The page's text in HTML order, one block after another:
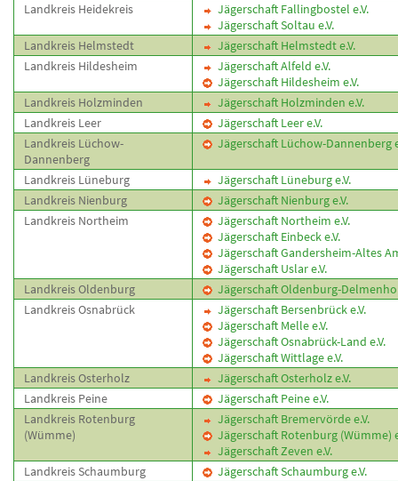
Landkreis Heidekreis
Jägerschaft Fallingbostel e.V.
Jägerschaft Soltau e.V.
Landkreis Helmstedt
Jägerschaft Helmstedt e.V.
Landkreis Hildesheim
Jägerschaft Alfeld e.V.
Jägerschaft Hildesheim e.V.
Landkreis Holzminden
Jägerschaft Holzminden e.V.
Landkreis Leer
Jägerschaft Leer e.V.
Landkreis Lüchow-
Dannenberg
Jägerschaft Lüchow-Dannenberg
Landkreis Lüneburg
Jägerschaft Lüneburg e.V.
Landkreis Nienburg
Jägerschaft Nienburg e.V.
Landkreis Northeim
Jägerschaft Northeim e.V.
Jägerschaft Einbeck e.V.
Jägerschaft Gandersheim-Altes
Jägerschaft Uslar e.V.
Landkreis Oldenburg
Jägerschaft Oldenburg-
Landkreis Osnabrück
Jägerschaft Bersenbrück e.V.
Jägerschaft Melle e.V.
Jägerschaft Osnabrück-Land e.V.
Jägerschaft Wittlage e.V.
Landkreis Osterholz
Jägerschaft Osterholz e.V.
Landkreis Peine
Jägerschaft Peine e.V.
Landkreis Rotenburg
(Wümme)
Jägerschaft Bremervörde e.V.
Jägerschaft Rotenburg (Wümme)
Jägerschaft Zeven e.V.
Landkreis Schaumburg
Jägerschaft Schaumburg e.V.